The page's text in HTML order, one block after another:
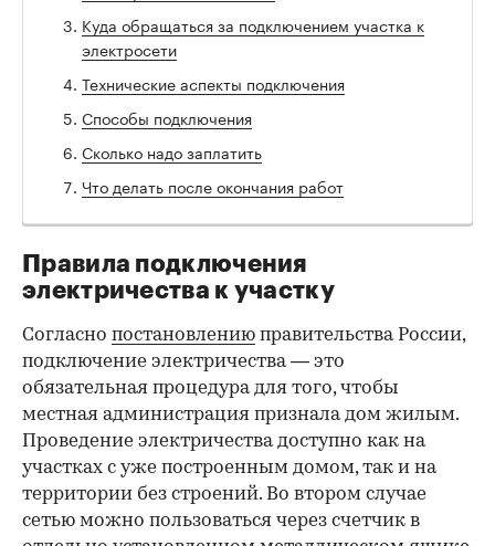
Куда обращаться за подключением участка к
электросети
Технические аспекты подключения
Способы подключения
Сколько надо заплатить
Что делать после окончания работ
Правила подключения
электричества к участку
Согласно постановлению правительства России,
подключение электричества — это
обязательная процедура для того, чтобы
местная администрация признала дом жилым.
Проведение электричества доступно как на
участках с уже построенным домом, так и на
территории без строений. Во втором случае
сетью можно пользоваться через счетчик в